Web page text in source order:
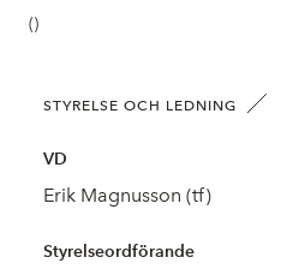
()
STYRELSE OCH LEDNING
VD
Erik Magnusson (tf)
Styrelseordförande